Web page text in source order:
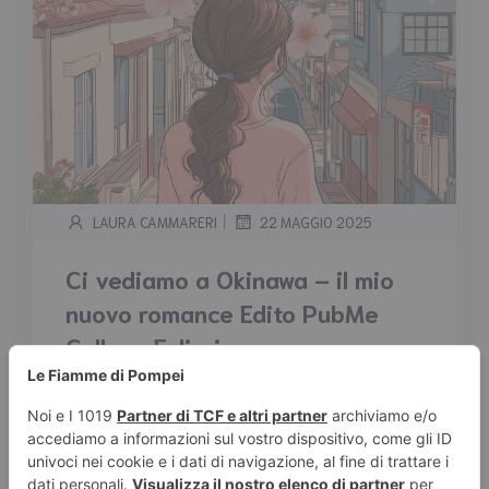
LAURA CAMMARERI | 22 MAGGIO 2025
Ci vediamo a Okinawa – il mio
nuovo romance Edito PubMe
Collana Eclissi
Tempo stimato di lettura:
Una storia che aspettava solo il momento
giusto per uscire Quando ho iniziato a scrivere
Ci vediamo a Okinawa, non sapevo ancora
che sarebbe stato il mio romanzo d’esordio.